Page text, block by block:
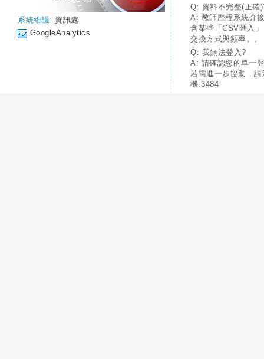
系統維護: 資訊處
GoogleAnalytics
Q: 資料不完整(正確
A: 教師歷程系統介
含某些「CSV匯入
交換方式與頻率。。
Q: 我無法登入?
A: 請確認您的單一
若需進一步協助，
機:3484